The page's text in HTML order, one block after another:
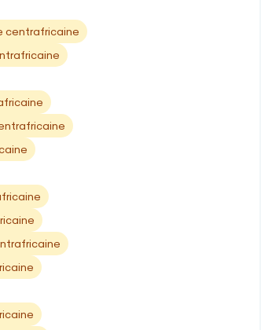
centrafricaine